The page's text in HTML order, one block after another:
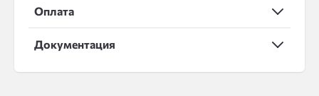
Оплата
Документация